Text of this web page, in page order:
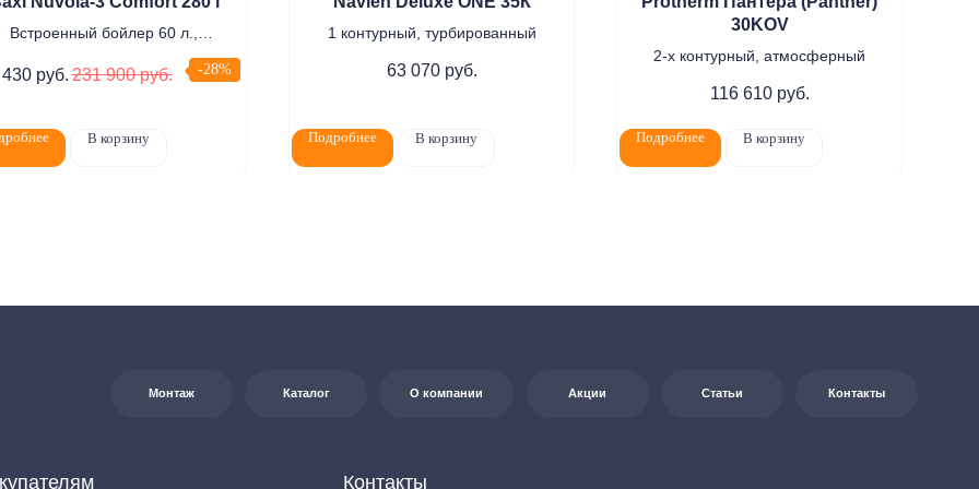
Встроенный бойлер 60 л.,
руб. 231 900 руб. -28%
В корзину
1 контурный, турбированный
63 070 руб.
Подробнее В корзину
30KOV
2-х контурный, атмосферный
116 610 руб.
Подробнее В корзину
Заказать звонок